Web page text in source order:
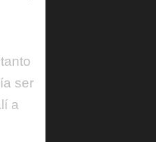
ser
a